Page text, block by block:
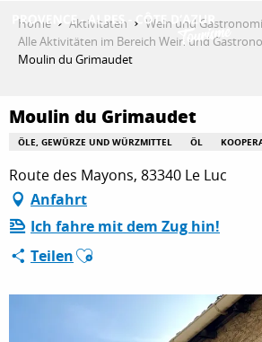
contenu
AKTIVITÄTEN
AUFENTHALT
ESPACE PRO
Home Aktivitäten
Wein und
Alle Aktivitäten im Bereich Wein und
Moulin du Grimaudet
Moulin du Grimaudet
ÖLE, GEWÜRZE UND WÜRZMITTEL ÖL
Route des Mayons, 83340 Le Luc
Anfahrt
Ich fahre mit dem Zug hin!
TeilenAjouter aux favoris